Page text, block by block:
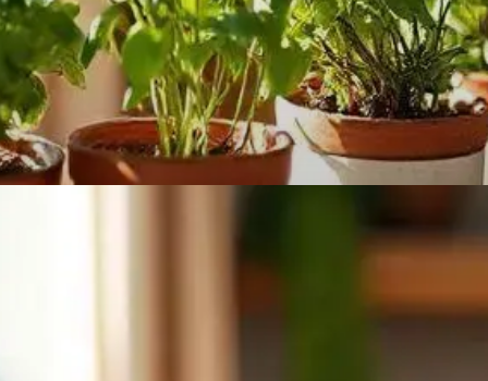
ambiente. Cultivá-las é saudável!